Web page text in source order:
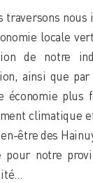
traversons nous
locale
de notre
ainsi que
économie plus
climatique
être des
pour notre